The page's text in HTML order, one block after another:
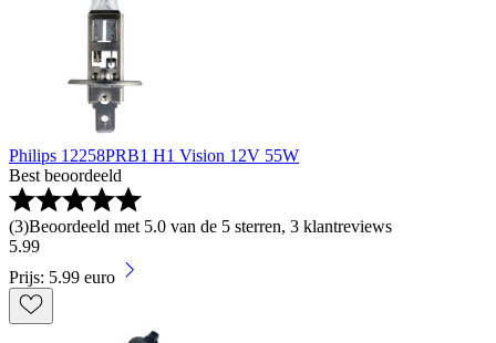
Philips 12258PRB1 H1 Vision 12V 55W
Best beoordeeld
(3)Beoordeeld met 5.0 van de 5 sterren, 3 klantreviews
5.99
Prijs: 5.99 euro